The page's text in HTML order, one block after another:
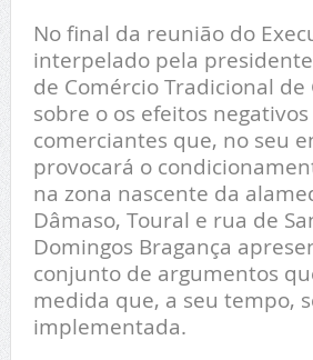
No final da reunião do
interpelado pela
de Comércio Tradicional de
sobre o os efeitos
comerciantes que, no seu
provocará o
na zona nascente da
Dâmaso, Toural e rua de
Domingos Bragança
conjunto de argumentos
medida que, a seu tempo,
implementada.